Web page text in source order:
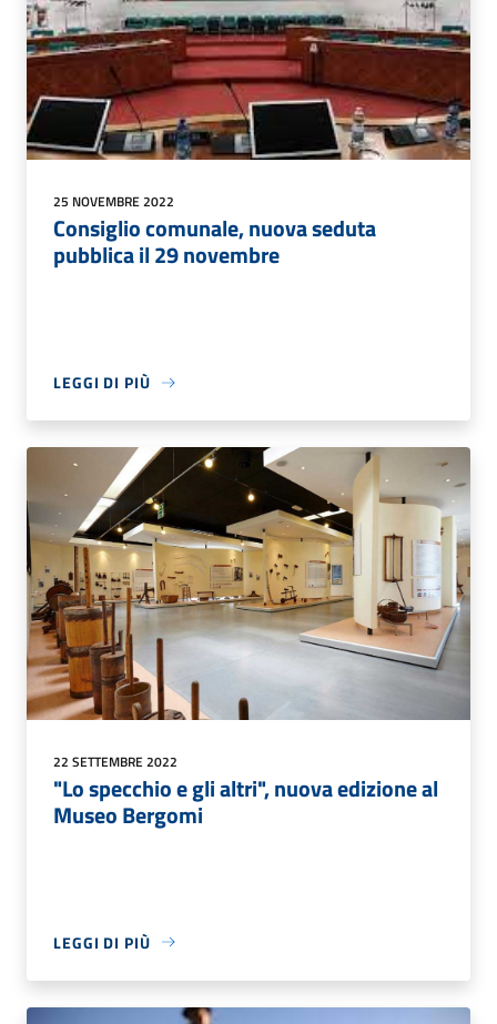
25 NOVEMBRE 2022
Consiglio comunale, nuova seduta
pubblica il 29 novembre
LEGGI DI PIÙ
22 SETTEMBRE 2022
"Lo specchio e gli altri", nuova edizione al
Museo Bergomi
LEGGI DI PIÙ